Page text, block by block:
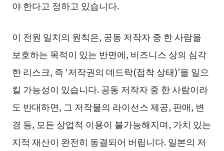
야 한다고 정하고 있습니다.
이 전원 일치의 원칙은, 공동 저작자 중 한 사람을
보호하는 목적이 있는 반면에, 비즈니스 상의 심각
한 리스크, 즉 ‘저작권의 데드락(접착 상태)’을 일으
킬 가능성이 있습니다. 공동 저작자 중 한 사람이라
도 반대하면, 그 저작물의 라이선스 제공, 판매, 변
경 등, 모든 상업적 이용이 불가능해지며, 가치 있는
지적 재산이 완전히 동결되어 버립니다. 일본의 저